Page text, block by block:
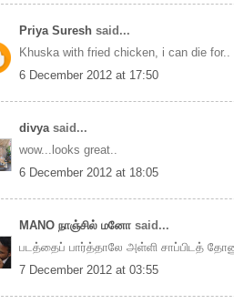
Priya Suresh said...
Khuska with fried chicken, i can die for..
6 December 2012 at 17:50
divya said...
wow...looks great..
6 December 2012 at 18:05
MANO நாஞ்சில் மனோ said...
படத்தைப் பார்த்தாலே அள்ளி சாப்பிடத்
7 December 2012 at 03:55